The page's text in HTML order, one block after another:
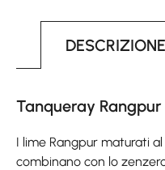
DESCRIZIONE
Tanqueray Rangpur
I lime Rangpur maturati
combinano con lo